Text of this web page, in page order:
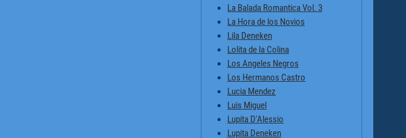
La Balada Romantica Vol. 3
La Hora de los Novios
Lila Deneken
Lolita de la Colina
Los Angeles Negros
Los Hermanos Castro
Lucia Mendez
Luis Miguel
Lupita D'Alessio
Lupita Deneken